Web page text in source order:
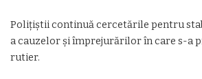
Polițiștii continuă cercetările pentru
a cauzelor și împrejurărilor în care s-a
rutier.